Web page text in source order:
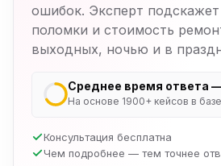
ошибок. Эксперт
поломки и стоимость
выходных, ночью и в
Среднее время ответа
На основе 1900+ кейсов в
Консультация бесплатна
Чем подробнее — тем точнее